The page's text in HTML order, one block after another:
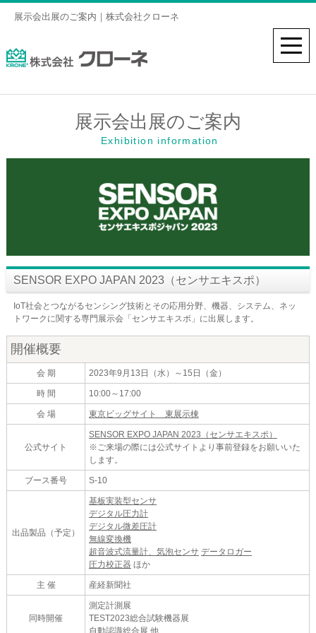
展示会出展のご案内｜株式会社クローネ
展示会出展のご案内
Exhibition information
SENSOR EXPO JAPAN 2023（センサエキスポ）
IoT社会とつながるセンシング技術とその応用分野、機器、システム、ネッ
トワークに関する専門展示会「センサエキスポ」に出展します。
開催概要
会 期 2023年9月13日（水）～15日（金）
時 間 10:00～17:00
会 場 東京ビッグサイト 東展示棟
公式サイト
SENSOR EXPO JAPAN 2023（センサエキスポ）
※ご来場の際には公式サイトより事前登録をお願いいた
します。
ブース番号 S-10
出品製品（予定）
基板実装型センサ
デジタル圧力計
デジタル微差圧計
無線変換機
超音波式流量計、気泡センサ データロガー
圧力校正器 ほか
主 催 産経新聞社
同時開催
測定計測展
TEST2023総合試験機器展